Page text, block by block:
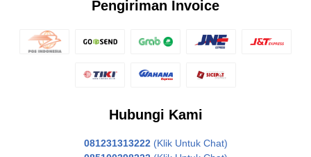
Pengiriman Invoice
Hubungi Kami
081231313222 (Klik Untuk Chat)